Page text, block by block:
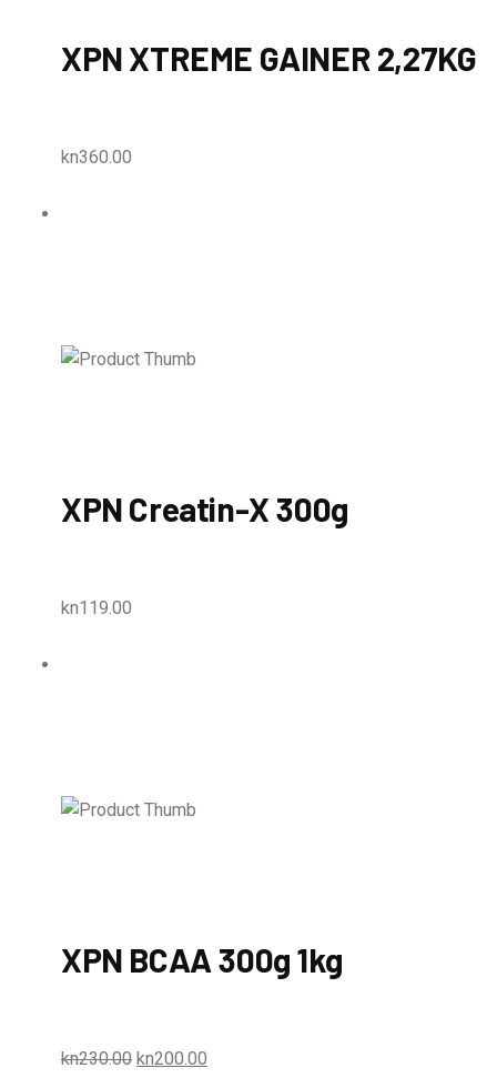
XPN XTREME GAINER 2,27KG
kn360.00
XPN Creatin-X 300g
kn119.00
XPN BCAA 300g 1kg
kn230.00 kn200.00